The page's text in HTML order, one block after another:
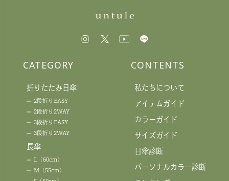
CATEGORY
折りたたみ日傘
2段折りEASY
2段折り2WAY
3段折りEASY
3段折り2WAY
長傘
L（60cm）
M（55cm）
CONTENTS
私たちについて
アイテムガイド
カラーガイド
サイズガイド
日傘診断
パーソナルカラー診断